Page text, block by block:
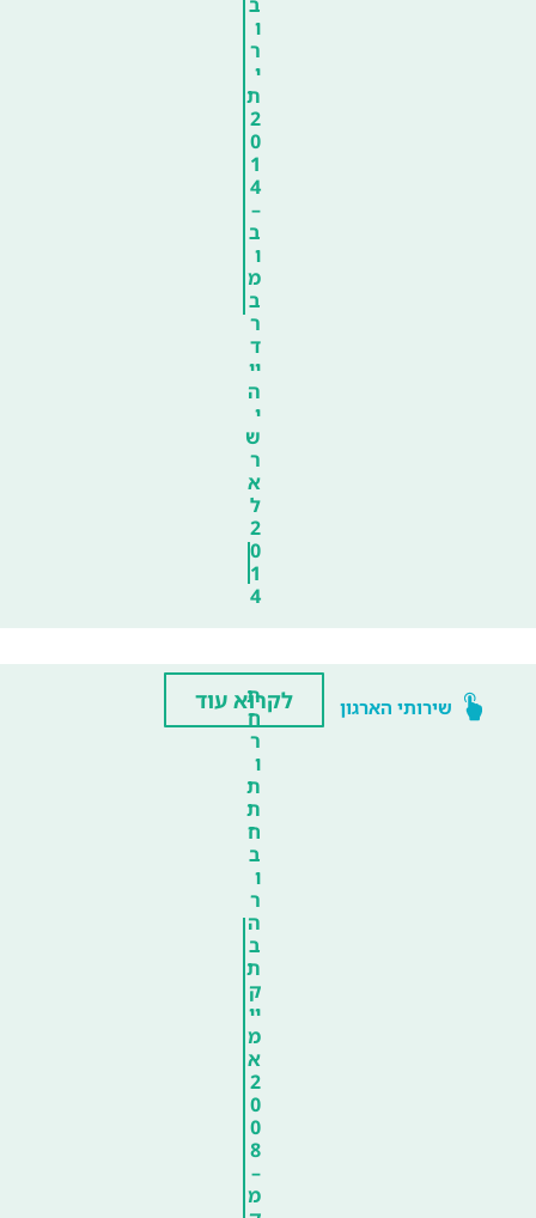
ו
ר
י
ת
2
0
1
4
–
ב
ו
מ
ב
ר
ד
יי
ה
י
ש
ר
א
ל
2
0
1
4
שירותי הארגון
ת
ח
ר
ו
ת
ת
ח
ב
ו
ר
ה
ב
ת
ק
יי
מ
א
2
0
0
8
–
מ
לקרוא עוד